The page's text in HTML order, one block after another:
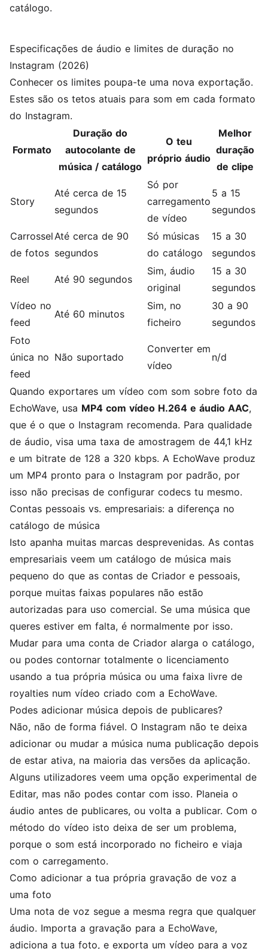
catálogo.
Especificações de áudio e limites de duração no
Instagram (2026)
Conhecer os limites poupa-te uma nova exportação.
Estes são os tetos atuais para som em cada formato
do Instagram.
Formato
Duração do
autocolante de
música / catálogo
O teu
próprio áudio
Melhor
duração
de clipe
Story
Até cerca de 15
segundos
Só por
carregamento
de vídeo
5 a 15
segundos
Carrossel
de fotos
Até cerca de 90
segundos
Só músicas
do catálogo
15 a 30
segundos
Reel Até 90 segundos
Sim, áudio
original
15 a 30
segundos
Vídeo no
feed
Até 60 minutos
Sim, no
ficheiro
30 a 90
segundos
Foto
única no
feed
Não suportado
Converter em
vídeo
n/d
Quando exportares um vídeo com som sobre foto da
EchoWave, usa MP4 com vídeo H.264 e áudio AAC,
que é o que o Instagram recomenda. Para qualidade
de áudio, visa uma taxa de amostragem de 44,1 kHz
e um bitrate de 128 a 320 kbps. A EchoWave produz
um MP4 pronto para o Instagram por padrão, por
isso não precisas de configurar codecs tu mesmo.
Contas pessoais vs. empresariais: a diferença no
catálogo de música
Isto apanha muitas marcas desprevenidas. As contas
empresariais veem um catálogo de música mais
pequeno do que as contas de Criador e pessoais,
porque muitas faixas populares não estão
autorizadas para uso comercial. Se uma música que
queres estiver em falta, é normalmente por isso.
Mudar para uma conta de Criador alarga o catálogo,
ou podes contornar totalmente o licenciamento
usando a tua própria música ou uma faixa livre de
royalties num vídeo criado com a EchoWave.
Podes adicionar música depois de publicares?
Não, não de forma fiável. O Instagram não te deixa
adicionar ou mudar a música numa publicação depois
de estar ativa, na maioria das versões da aplicação.
Alguns utilizadores veem uma opção experimental de
Editar, mas não podes contar com isso. Planeia o
áudio antes de publicares, ou volta a publicar. Com o
método do vídeo isto deixa de ser um problema,
porque o som está incorporado no ficheiro e viaja
com o carregamento.
Como adicionar a tua própria gravação de voz a
uma foto
Uma nota de voz segue a mesma regra que qualquer
áudio. Importa a gravação para a EchoWave,
adiciona a tua foto, e exporta um vídeo para a voz